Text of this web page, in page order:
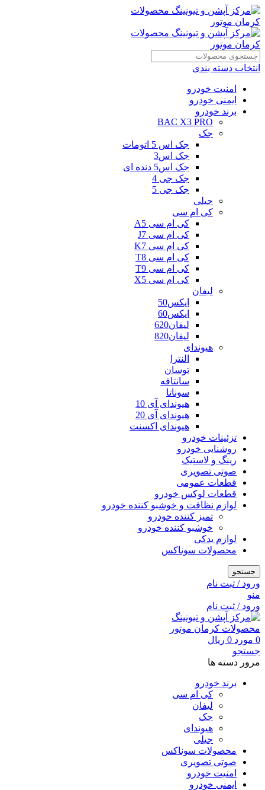
انتخاب دسته بندی
امنیت خودرو
ایمنی خودرو
برند خودرو
BAC X3 PRO
جک
جک اس 5 اتومات
جک اس3
جک اس5 دنده ای
جک جی 4
جک جی 5
جیلی
کی ام سی
کی ام سی A5
کی ام سی J7
کی ام سی K7
کی ام سی T8
کی ام سی T9
کی ام سی X5
لیفان
ایکس50
ایکس60
لیفان620
لیفان820
هیوندای
النترا
توسان
سانتافه
سوناتا
هیوندای آی 10
هیوندای آی 20
هیوندای اکسنت
تزئینات خودرو
روشنایی خودرو
رینگ و لاستیک
صوتی تصویری
قطعات عمومی
قطعات لوکس خودرو
لوازم نظافت و خوشبو کننده خودرو
تمیز کننده خودرو
خوشبو کننده خودرو
لوازم یدکی
محصولات سوناکس
جستجو
ورود / ثبت نام
منو
ورود / ثبت نام
0 مورد 0 ریال
جستجو
مرور دسته ها
برند خودرو
کی ام سی
لیفان
جک
هیوندای
جیلی
محصولات سوناکس
صوتی تصویری
امنیت خودرو
ایمنی خودرو